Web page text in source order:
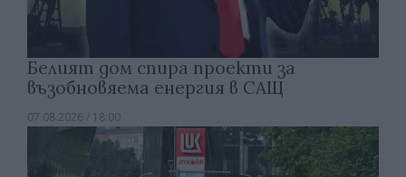
Белият дом спира проекти за
възобновяема енергия в САЩ
07.08.2026 / 18:00